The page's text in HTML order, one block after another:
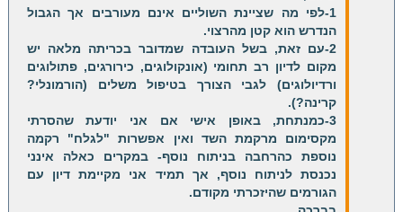
1-לפי מה שציינת השוליים אינם מעורבים אך הגבול
הנדרש הוא קטן מהרצוי.
2-עם זאת, בשל העובדה שמדובר בכריתה מלאה יש
מקום לדיון רב תחומי (אונקולוגים, כירורגים, פתולוגים
ורדיולוגים) לגבי הצורך בטיפול משלים (הורמונלי?
קרינה?).
3-כמנתחת, באופן אישי אם אני יודעת שהסרתי
מקסימום מרקמת השד ואין אפשרות "לגלח" רקמה
נוספת כהרחבה בניתוח נוסף- במקרים כאלה אינני
נכנסת לניתוח נוסף, אך תמיד אני מקיימת דיון עם
הגורמים שהיזכרתי מקודם.